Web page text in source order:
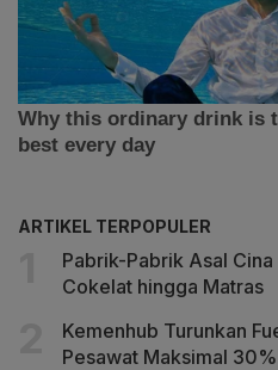
ARTIKEL TERPOPULER
Pabrik-Pabrik Asal
Cokelat hingga Matras
Kemenhub Turunkan
Pesawat Maksimal